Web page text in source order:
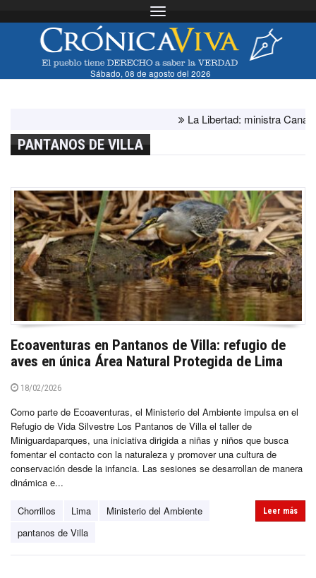
Toggle navigation
Sábado, 08 de agosto del 2026
La Libertad: ministra Canales
PANTANOS DE VILLA
Ecoaventuras en Pantanos de Villa: refugio de
aves en única Área Natural Protegida de Lima
18/02/2026
Como parte de Ecoaventuras, el Ministerio del Ambiente impulsa en el
Refugio de Vida Silvestre Los Pantanos de Villa el taller de
Miniguardaparques, una iniciativa dirigida a niñas y niños que busca
fomentar el contacto con la naturaleza y promover una cultura de
conservación desde la infancia. Las sesiones se desarrollan de manera
dinámica e...
Chorrillos Lima
Ministerio del Ambiente
pantanos de Villa
Leer más